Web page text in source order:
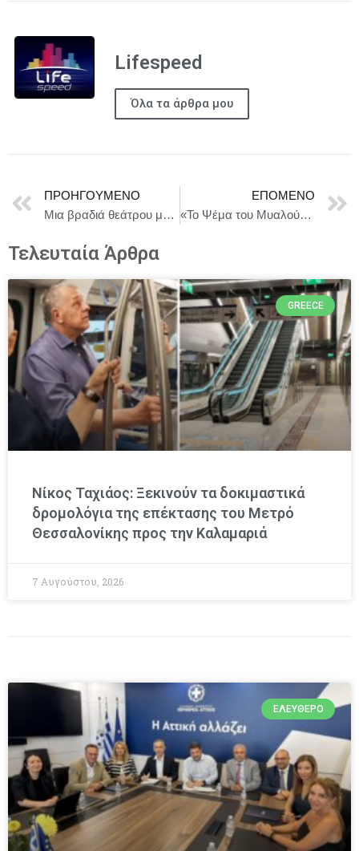
Lifespeed
Όλα τα άρθρα μου
ΠΡΟΗΓΟΎΜΕΝΟ
Μια βραδιά θεάτρου με την υπογραφή της Allwyn στο Μικρό Παλλάς
ΕΠΌΜΕΝΟ
«Το Ψέμα του Μυαλού» του Σαμ Σέπαρντ | Από την Ομάδα Νάμα, σκηνοθεσία Ελένη Σκότη | Στο Σύγχρονο Θέατρο
Τελευταία Άρθρα
GREECE
Νίκος Ταχιάος: Ξεκινούν τα δοκιμαστικά
δρομολόγια της επέκτασης του Μετρό
Θεσσαλονίκης προς την Καλαμαριά
7 Αυγούστου, 2026
ΕΛΕΎΘΕΡΟ